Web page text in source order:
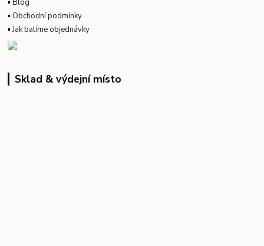
▪ Obchodní podmínky
▪Jak balíme objednávky
Sklad & výdejní místo